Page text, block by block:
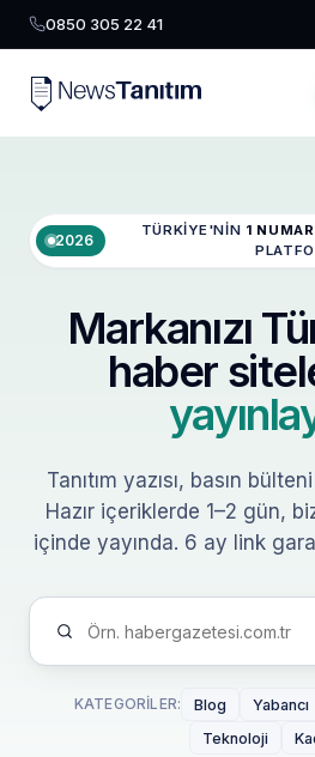
0850 305 22 41
2026
TÜRKIYE'NIN 1
Markanızı
haber
Tanıtım yazısı, basın
Hazır içeriklerde 1–2 gün,
içinde yayında. 6 ay link
KATEGORILER: Blog Yabancı
Teknoloji